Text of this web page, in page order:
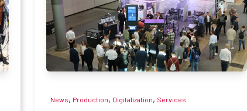
News, Production, Digitalization, Services